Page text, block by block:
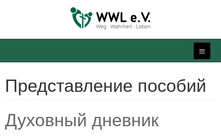
Представление пособий
Духовный дневник